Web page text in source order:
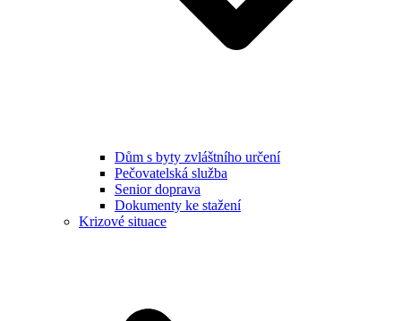
Dům s byty zvláštního určení
Pečovatelská služba
Senior doprava
Dokumenty ke stažení
Krizové situace